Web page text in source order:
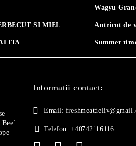
SI MIEL
Wagyu
Antricot de
Summer
Beef
Informatii contact:
Email:
Telefon: +40742116116